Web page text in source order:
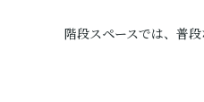
階段スペースでは、普